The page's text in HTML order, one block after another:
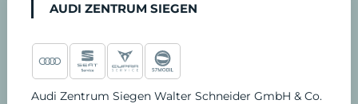
AUDI ZENTRUM SIEGEN
Audi Zentrum Siegen Walter Schneider GmbH & Co.